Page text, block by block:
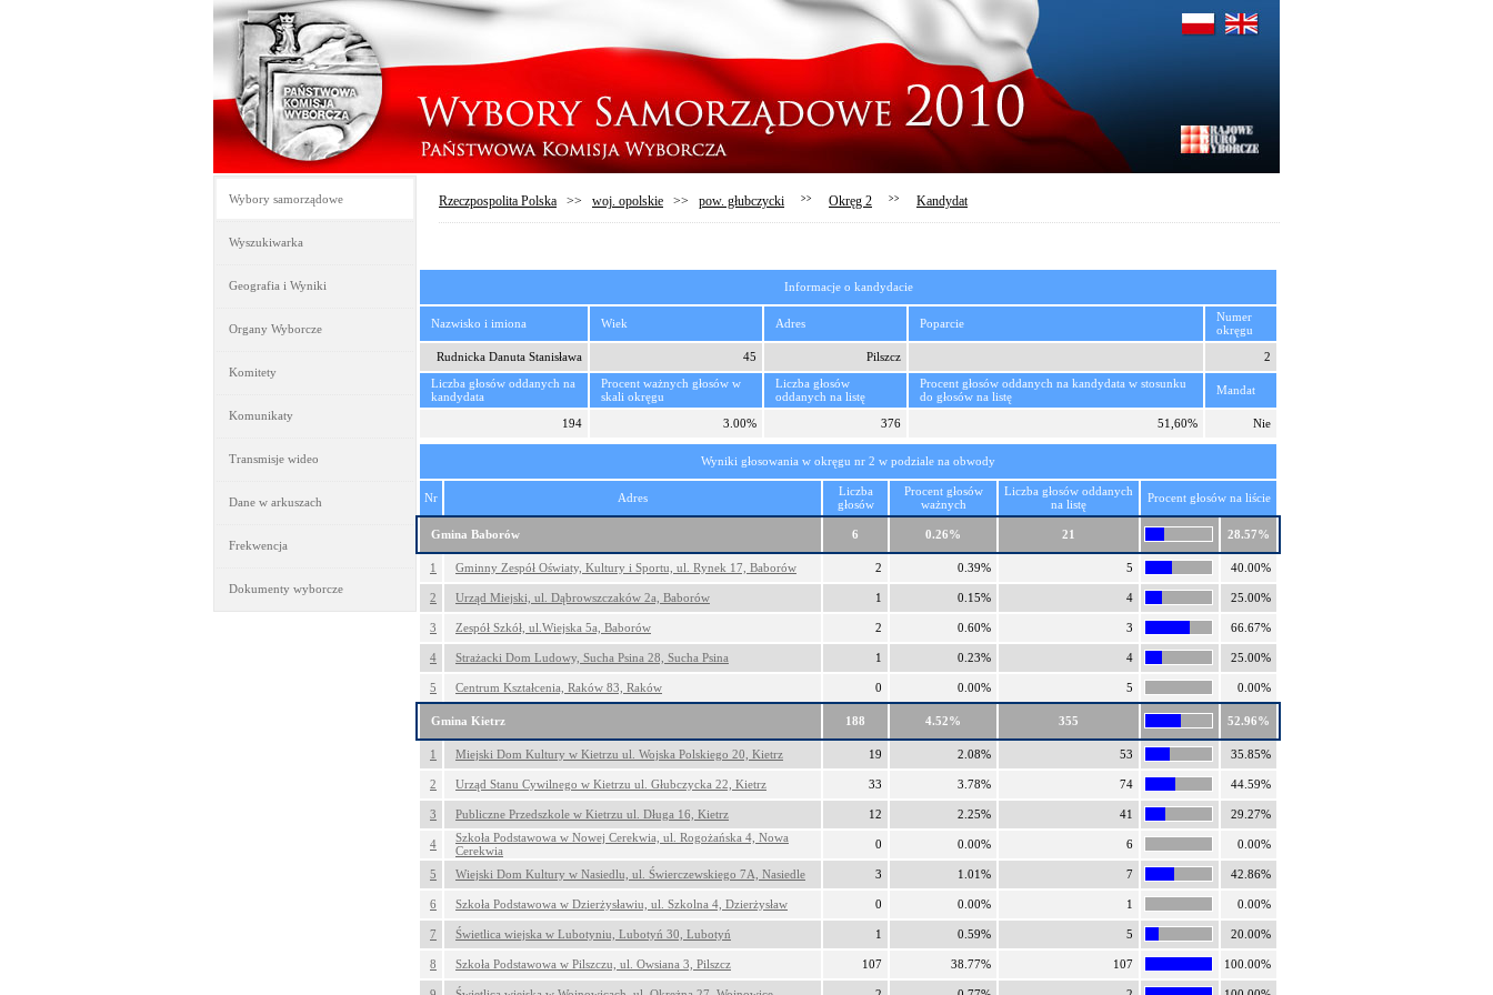
Wybory samorządowe
Wyszukiwarka
Geografia i Wyniki
Organy Wyborcze
Komitety
Komunikaty
Transmisje wideo
Dane w arkuszach
Frekwencja
Dokumenty wyborcze
Rzeczpospolita Polska >> woj. opolskie >> pow. głubczycki >> Okręg 2 >> Kandydat
Informacje o kandydacie
Nazwisko i imiona Wiek Adres Poparcie
Numer
okręgu
Rudnicka Danuta Stanisława
45 Pilszcz
2
Liczba głosów oddanych na
kandydata
Procent ważnych głosów w
skali okręgu
Liczba głosów
oddanych na listę
Procent głosów oddanych na kandydata w stosunku
do głosów na listę
Mandat
194 3.00% 376 51,60% Nie
Wyniki głosowania w okręgu nr 2 w podziale na obwody
Nr Adres
Liczba
głosów
Procent głosów
ważnych
Liczba głosów oddanych
na listę
Procent głosów na liście
Gmina Baborów 6 0.26% 21 28.57%
1 Gminny Zespół Oświaty, Kultury i Sportu, ul. Rynek 17, Baborów 2 0.39% 5 40.00%
2 Urząd Miejski, ul. Dąbrowszczaków 2a, Baborów 1 0.15% 4 25.00%
3 Zespół Szkół, ul.Wiejska 5a, Baborów 2 0.60% 3 66.67%
4 Strażacki Dom Ludowy, Sucha Psina 28, Sucha Psina 1 0.23% 4 25.00%
5 Centrum Kształcenia, Raków 83, Raków 0 0.00% 5 0.00%
Gmina Kietrz 188 4.52% 355 52.96%
1 Miejski Dom Kultury w Kietrzu ul. Wojska Polskiego 20, Kietrz 19 2.08% 53 35.85%
2 Urząd Stanu Cywilnego w Kietrzu ul. Głubczycka 22, Kietrz 33 3.78% 74 44.59%
3 Publiczne Przedszkole w Kietrzu ul. Długa 16, Kietrz 12 2.25% 41 29.27%
4
Szkoła Podstawowa w Nowej Cerekwia, ul. Rogożańska 4, Nowa
Cerekwia
0 0.00% 6 0.00%
5 Wiejski Dom Kultury w Nasiedlu, ul. Świerczewskiego 7A, Nasiedle 3 1.01% 7 42.86%
6 Szkoła Podstawowa w Dzierżysławiu, ul. Szkolna 4, Dzierżysław 0 0.00% 1 0.00%
7 Świetlica wiejska w Lubotyniu, Lubotyń 30, Lubotyń 1 0.59% 5 20.00%
8 Szkoła Podstawowa w Pilszczu, ul. Owsiana 3, Pilszcz 107 38.77% 107 100.00%